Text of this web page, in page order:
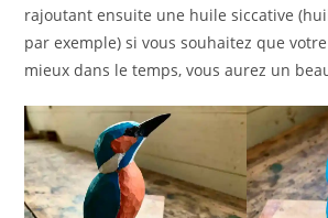
rajoutant ensuite une huile siccative
par exemple) si vous souhaitez que
mieux dans le temps, vous aurez un